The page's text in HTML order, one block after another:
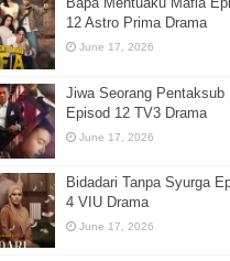
12 Astro Prima Drama
June 17, 2026
Jiwa Seorang Pentaksub
Episod 12 TV3 Drama
June 17, 2026
Bidadari Tanpa Syurga
4 VIU Drama
June 17, 2026